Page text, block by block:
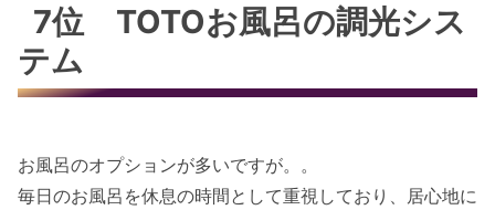
7位 TOTOお風呂の調光シス
テム
お風呂のオプションが多いですが。。
毎日のお風呂を休息の時間として重視しており、居心地に